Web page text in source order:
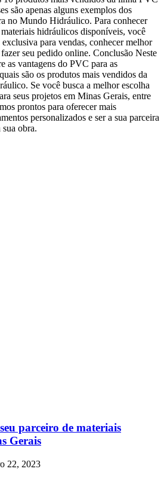
são apenas alguns exemplos dos
no Mundo Hidráulico. Para conhecer
hidráulicos disponíveis, você
exclusiva para vendas, conhecer melhor
seu pedido online. Conclusão Neste
as vantagens do PVC para as
são os produtos mais vendidos da
Se você busca a melhor escolha
seus projetos em Minas Gerais, entre
prontos para oferecer mais
personalizados e ser a sua parceira
obra.
parceiro de materiais
Gerais
22, 2023